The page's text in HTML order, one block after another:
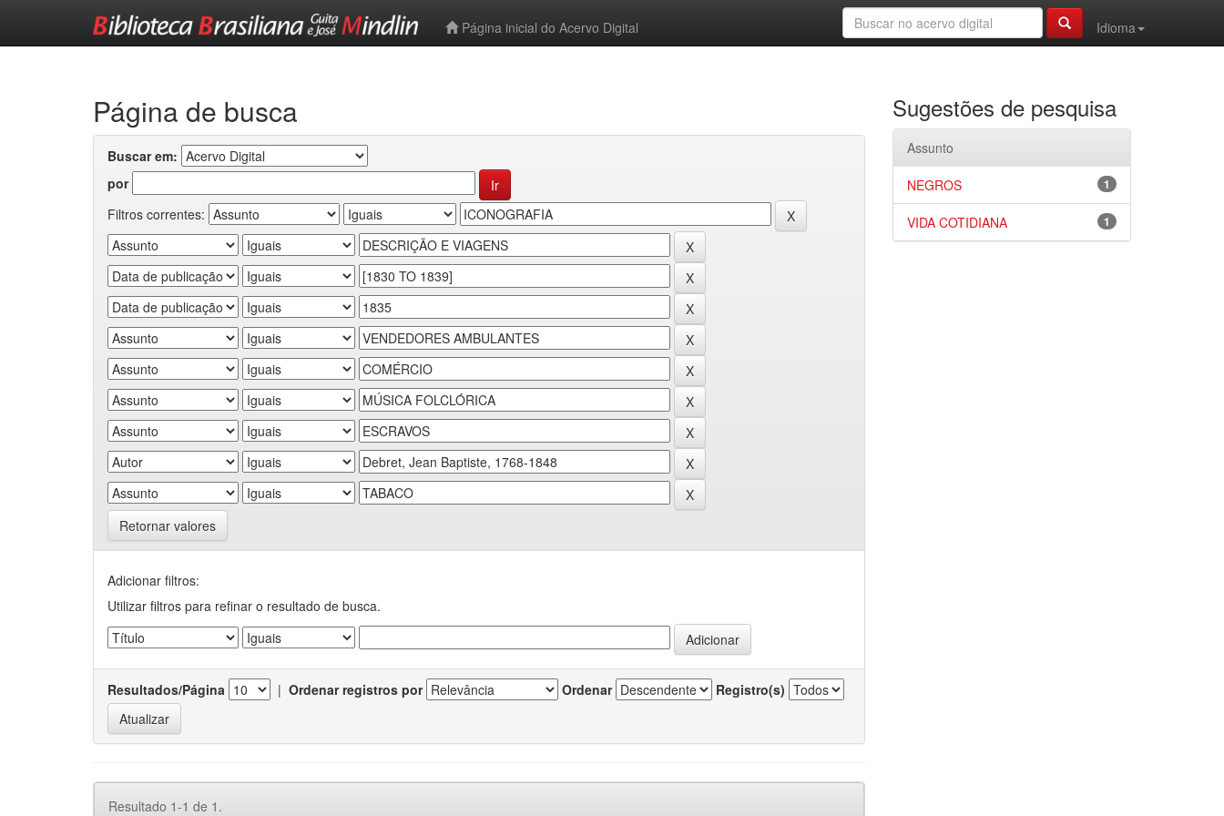
Página inicial do Acervo Digital
Idioma
Página de busca
Buscar em:
por
Filtros correntes:
Retornar valores
Adicionar filtros:
Utilizar filtros para refinar o resultado de busca.
Resultados/Página | Ordenar registros por Ordenar Registro(s)
Resultado 1-1 de 1.
Sugestões de pesquisa
Assunto
1
NEGROS
1
VIDA COTIDIANA